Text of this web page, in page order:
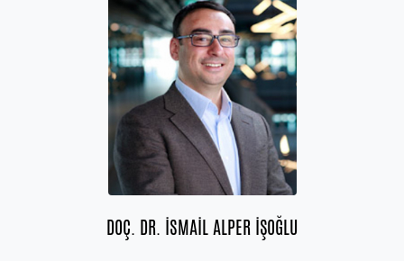
DOÇ. DR. İSMAİL ALPER İŞOĞLU